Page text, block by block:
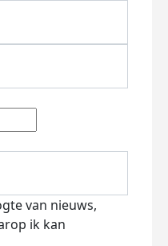
van nieuws,
ik kan